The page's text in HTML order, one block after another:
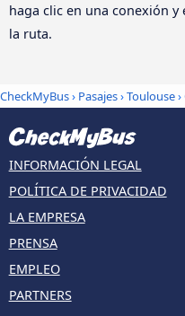
haga clic en una conexión
la ruta.
CheckMyBus› Pasajes›Toulouse›
INFORMACIÓN LEGAL
POLÍTICA DE PRIVACIDAD
LA EMPRESA
PRENSA
EMPLEO
PARTNERS